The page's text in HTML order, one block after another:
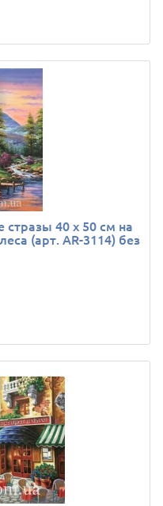
40 х 50 см на
(арт. AR-3114) без